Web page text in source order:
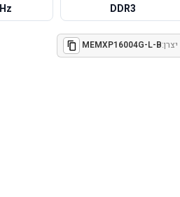
DDR3
MEMXP16004G-L-B